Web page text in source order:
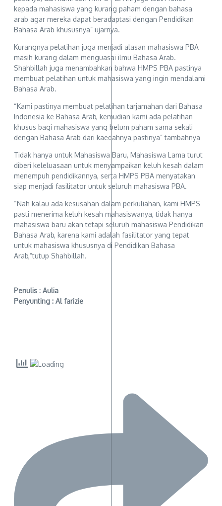
kepada mahasiswa yang kurang paham dengan bahasa
arab agar mereka dapat beradaptasi dengan Pendidikan
Bahasa Arab khususnya” ujarnya.
Kurangnya pelatihan juga menjadi alasan mahasiswa PBA
masih kurang dalam menguasai ilmu Bahasa Arab.
Shahbillah juga menambahkan bahwa HMPS PBA pastinya
membuat pelatihan untuk mahasiswa yang ingin mendalami
Bahasa Arab.
“Kami pastinya membuat pelatihan tarjamahan dari Bahasa
Indonesia ke Bahasa Arab, kemudian kami ada pelatihan
khusus bagi mahasiswa yang belum paham sama sekali
dengan Bahasa Arab dari kaedahnya pastinya” tambahnya
Tidak hanya untuk Mahasiswa Baru, Mahasiswa Lama turut
diberi keleluasaan untuk menyampaikan keluh kesah dalam
menempuh pendidikannya, serta HMPS PBA menyatakan
siap menjadi fasilitator untuk seluruh mahasiswa PBA.
“Nah kalau ada kesusahan dalam perkuliahan, kami HMPS
pasti menerima keluh kesah mahasiswanya, tidak hanya
mahasiswa baru akan tetapi seluruh mahasiswa Pendidikan
Bahasa Arab, karena kami adalah fasilitator yang tepat
untuk mahasiswa khususnya di Pendidikan Bahasa
Arab,”tutup Shahbillah.
Penulis : Aulia
Penyunting : Al farizie